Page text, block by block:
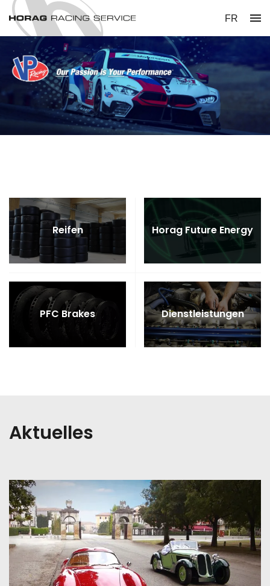
FR menu
Reifen Horag Future Energy
PFC Brakes Dienstleistungen
Aktuelles